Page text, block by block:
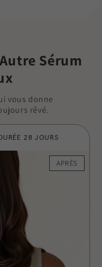
Sérum
vous donne
rêvé.
28 JOURS
APRÈS